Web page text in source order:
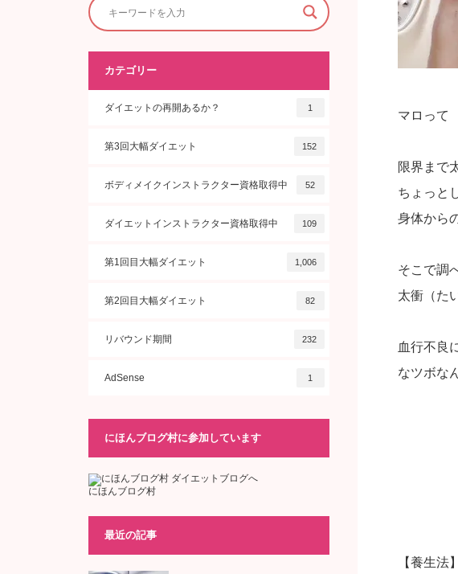
マロって
限界まで
ちょっと
身体から
そこで調
太衝（た
血行不良
なツボな
【養生法】
カテゴリー
ダイエットの再開あるか？ 1
第3回大幅ダイエット 152
ボディメイクインストラクター資格取得中 52
ダイエットインストラクター資格取得中 109
第1回目大幅ダイエット 1,006
第2回目大幅ダイエット 82
リバウンド期間 232
AdSense 1
にほんブログ村に参加しています
にほんブログ村
最近の記事